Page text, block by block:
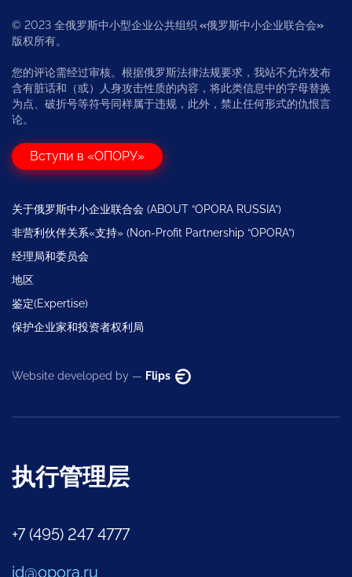
© 2023 全俄罗斯中小型企业公共组织 «俄罗斯中小企业联合会»
版权所有。
您的评论需经过审核。根据俄罗斯法律法规要求，我站不允许发布
含有脏话和（或）人身攻击性质的内容，将此类信息中的字母替换
为点、破折号等符号同样属于违规，此外，禁止任何形式的仇恨言
论。
Вступи в «ОПОРУ»
关于俄罗斯中小企业联合会 (ABOUT “OPORA RUSSIA”)
非营利伙伴关系«支持» (Non-Profit Partnership “OPORA”)
经理局和委员会
地区
鉴定(Expertise)
保护企业家和投资者权利局
Website developed by — Flips
执行管理层
+7 (495) 247 4777
id@opora.ru